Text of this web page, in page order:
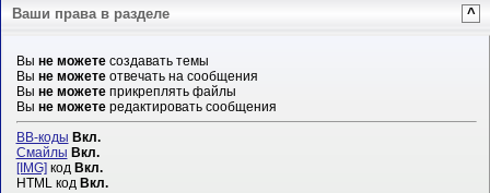
Ваши права в разделе ^
Вы не можетесоздавать темы
Вы не можетеотвечать на сообщения
Вы не можетеприкреплять файлы
Вы не можетередактировать сообщения
BB-коды Вкл.
Смайлы Вкл.
[IMG] код Вкл.
HTML код Вкл.